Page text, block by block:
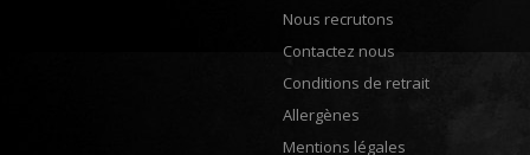
Nous recrutons
Contactez nous
Conditions de retrait
Allergènes
Mentions légales